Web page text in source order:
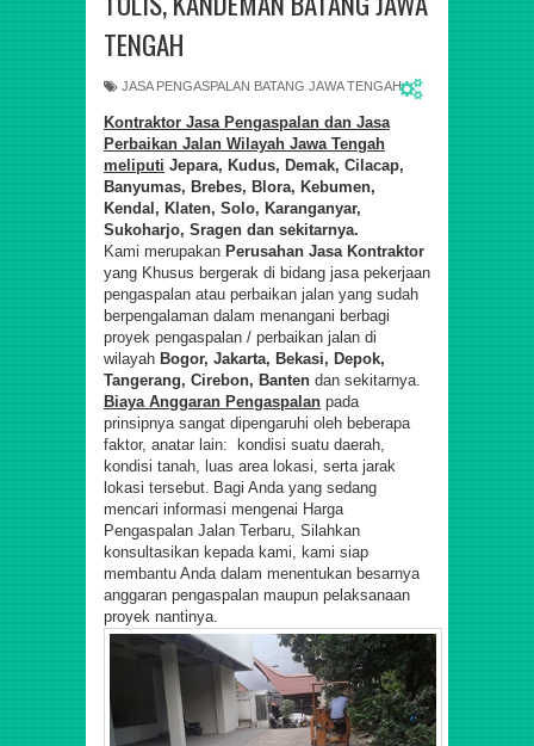
TENGAH
JASA PENGASPALAN BATANG JAWA TENGAH
Kontraktor Jasa Pengaspalan dan Jasa
Perbaikan Jalan Wilayah Jawa Tengah
meliputi Jepara, Kudus, Demak, Cilacap,
Banyumas, Brebes, Blora, Kebumen,
Kendal, Klaten, Solo, Karanganyar,
Sukoharjo, Sragen dan sekitarnya.
Kami merupakan Perusahan Jasa Kontraktor
yang Khusus bergerak di bidang jasa pekerjaan
pengaspalan atau perbaikan jalan yang sudah
berpengalaman dalam menangani berbagi
proyek pengaspalan / perbaikan jalan di
wilayah Bogor, Jakarta, Bekasi, Depok,
Tangerang, Cirebon, Banten dan sekitarnya.
Biaya Anggaran Pengaspalan pada
prinsipnya sangat dipengaruhi oleh beberapa
faktor, anatar lain: kondisi suatu daerah,
kondisi tanah, luas area lokasi, serta jarak
lokasi tersebut. Bagi Anda yang sedang
mencari informasi mengenai Harga
Pengaspalan Jalan Terbaru, Silahkan
konsultasikan kepada kami, kami siap
membantu Anda dalam menentukan besarnya
anggaran pengaspalan maupun pelaksanaan
proyek nantinya.